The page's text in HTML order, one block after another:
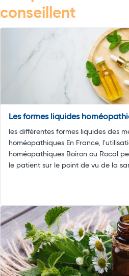
conseillent
Les formes liquides
les différentes formes liquides des
homéopathiques En France,
homéopathiques Boiron ou Rocal
le patient sur le point de vu de la